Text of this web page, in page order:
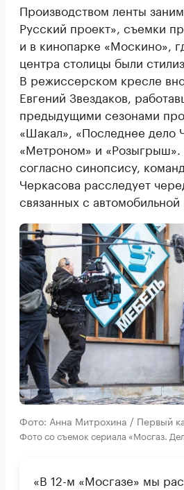
Производством ленты
Русский проект», съемки
и в кинопарке «Москино»,
центра столицы были
В режиссерском кресле
Евгений Звездаков,
предыдущими сезонами
«Шакал», «Последнее дело
«Метроном» и «Розыгрыш».
согласно синопсису,
Черкасова расследует
связанных с автомобильной
Фото: Анна Митрохина / Первый
Фото со съемок сериала «Мосгаз.
«В 12-м «Мосгазе» мы